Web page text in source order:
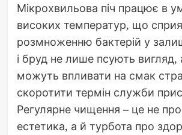
Мікрохвильова піч працює в
високих температур, що
розмноженню бактерій у
і бруд не лише псують вигляд,
можуть впливати на смак
скоротити термін служби
Регулярне чищення – це не
естетика, а й турбота про